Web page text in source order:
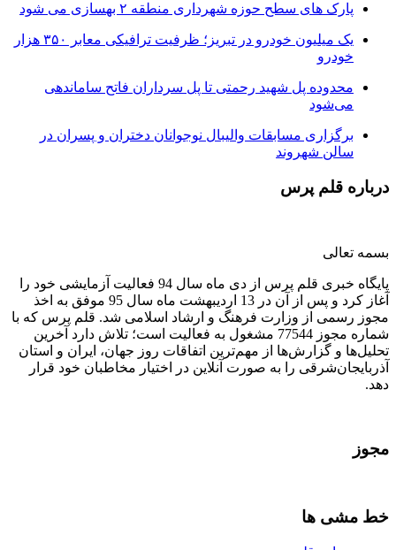
پارک های سطح حوزه شهرداری منطقه ۲ بهسازی می شود
یک میلیون خودرو در تبریز؛ ظرفیت ترافیکی معابر ۳۵۰ هزار
خودرو
محدوده پل شهید رحمتی تا پل سرداران فاتح ساماندهی
می‌شود
برگزاری مسابقات والیبال نوجوانان دختران و پسران در
سالن شهروند
درباره قلم پرس
بسمه تعالی
پایگاه خبری قلم پرس از دی ماه سال 94 فعالیت آزمایشی خود را
آغاز کرد و پس از آن در 13 اردیبهشت ماه سال 95 موفق به اخذ
مجوز رسمی از وزارت فرهنگ و ارشاد اسلامی شد. قلم پرس که با
شماره مجوز 77544 مشغول به فعالیت است؛ تلاش دارد آخرین
تحلیل‌ها و گزارش‌ها از مهم‌ترین اتفاقات روز جهان، ایران و استان
آذربایجان‌شرقی را به صورت آنلاین در اختیار مخاطبان خود قرار
دهد.
مجوز
خط مشی ها